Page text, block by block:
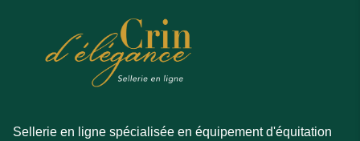
Sellerie en ligne spécialisée en équipement d'équitation